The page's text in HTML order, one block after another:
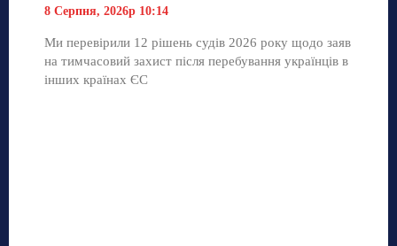
8 Серпня, 2026р 10:14
Ми перевірили 12 рішень судів 2026 року щодо заяв
на тимчасовий захист після перебування українців в
інших країнах ЄС